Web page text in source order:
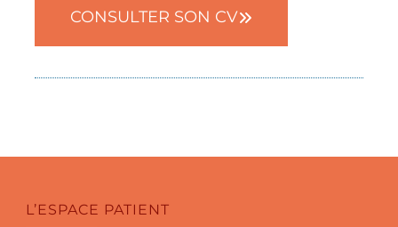
05 82 52 36 42
CONSULTER SON CV
L’ESPACE PATIENT